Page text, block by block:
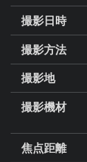
撮影日時
撮影方法
撮影地
撮影機材
焦点距離